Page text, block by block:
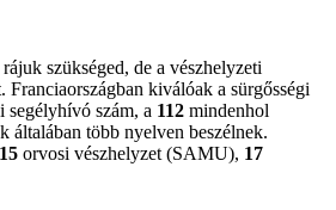
szükséged, de a vészhelyzeti
Franciaországban kiválóak a sürgősségi
segélyhívó szám, a 112 mindenhol
általában több nyelven beszélnek.
15 orvosi vészhelyzet (SAMU), 17